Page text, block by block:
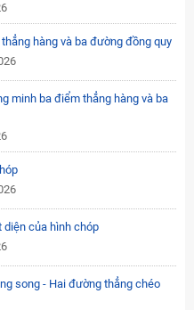
hàng và ba đường đồng quy
minh ba điểm thẳng hàng và ba
diện của hình chóp
song - Hai đường thẳng chéo